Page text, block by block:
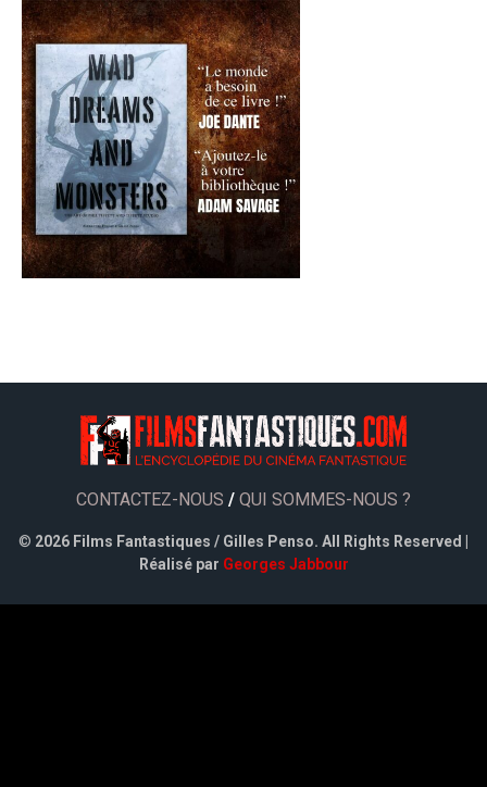
CONTACTEZ-NOUS / QUI SOMMES-NOUS ?
© 2026 Films Fantastiques / Gilles Penso. All Rights Reserved |
Réalisé par Georges Jabbour